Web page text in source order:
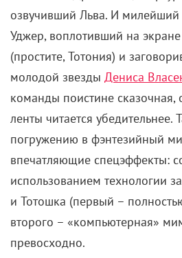
озвучивший Льва. И милейший
Уджер, воплотивший на
(простите, Тотония) и
молодой звезды Дениса
команды поистине сказочная,
ленты читается убедительнее.
погружению в фэнтезийный
впечатляющие спецэффекты:
использованием технологии
и Тотошка (первый –
второго – «компьютерная»
превосходно.